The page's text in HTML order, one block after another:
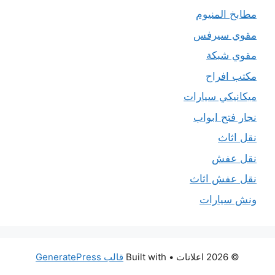
مطابخ المنيوم
مقوي سيرفس
مقوي شبكة
مكتب افراح
ميكانيكي سيارات
نجار فتح ابواب
نقل اثاث
نقل عفش
نقل عفش اثاث
ونش سيارات
© 2026 اعلانات • Built with قالب GeneratePress